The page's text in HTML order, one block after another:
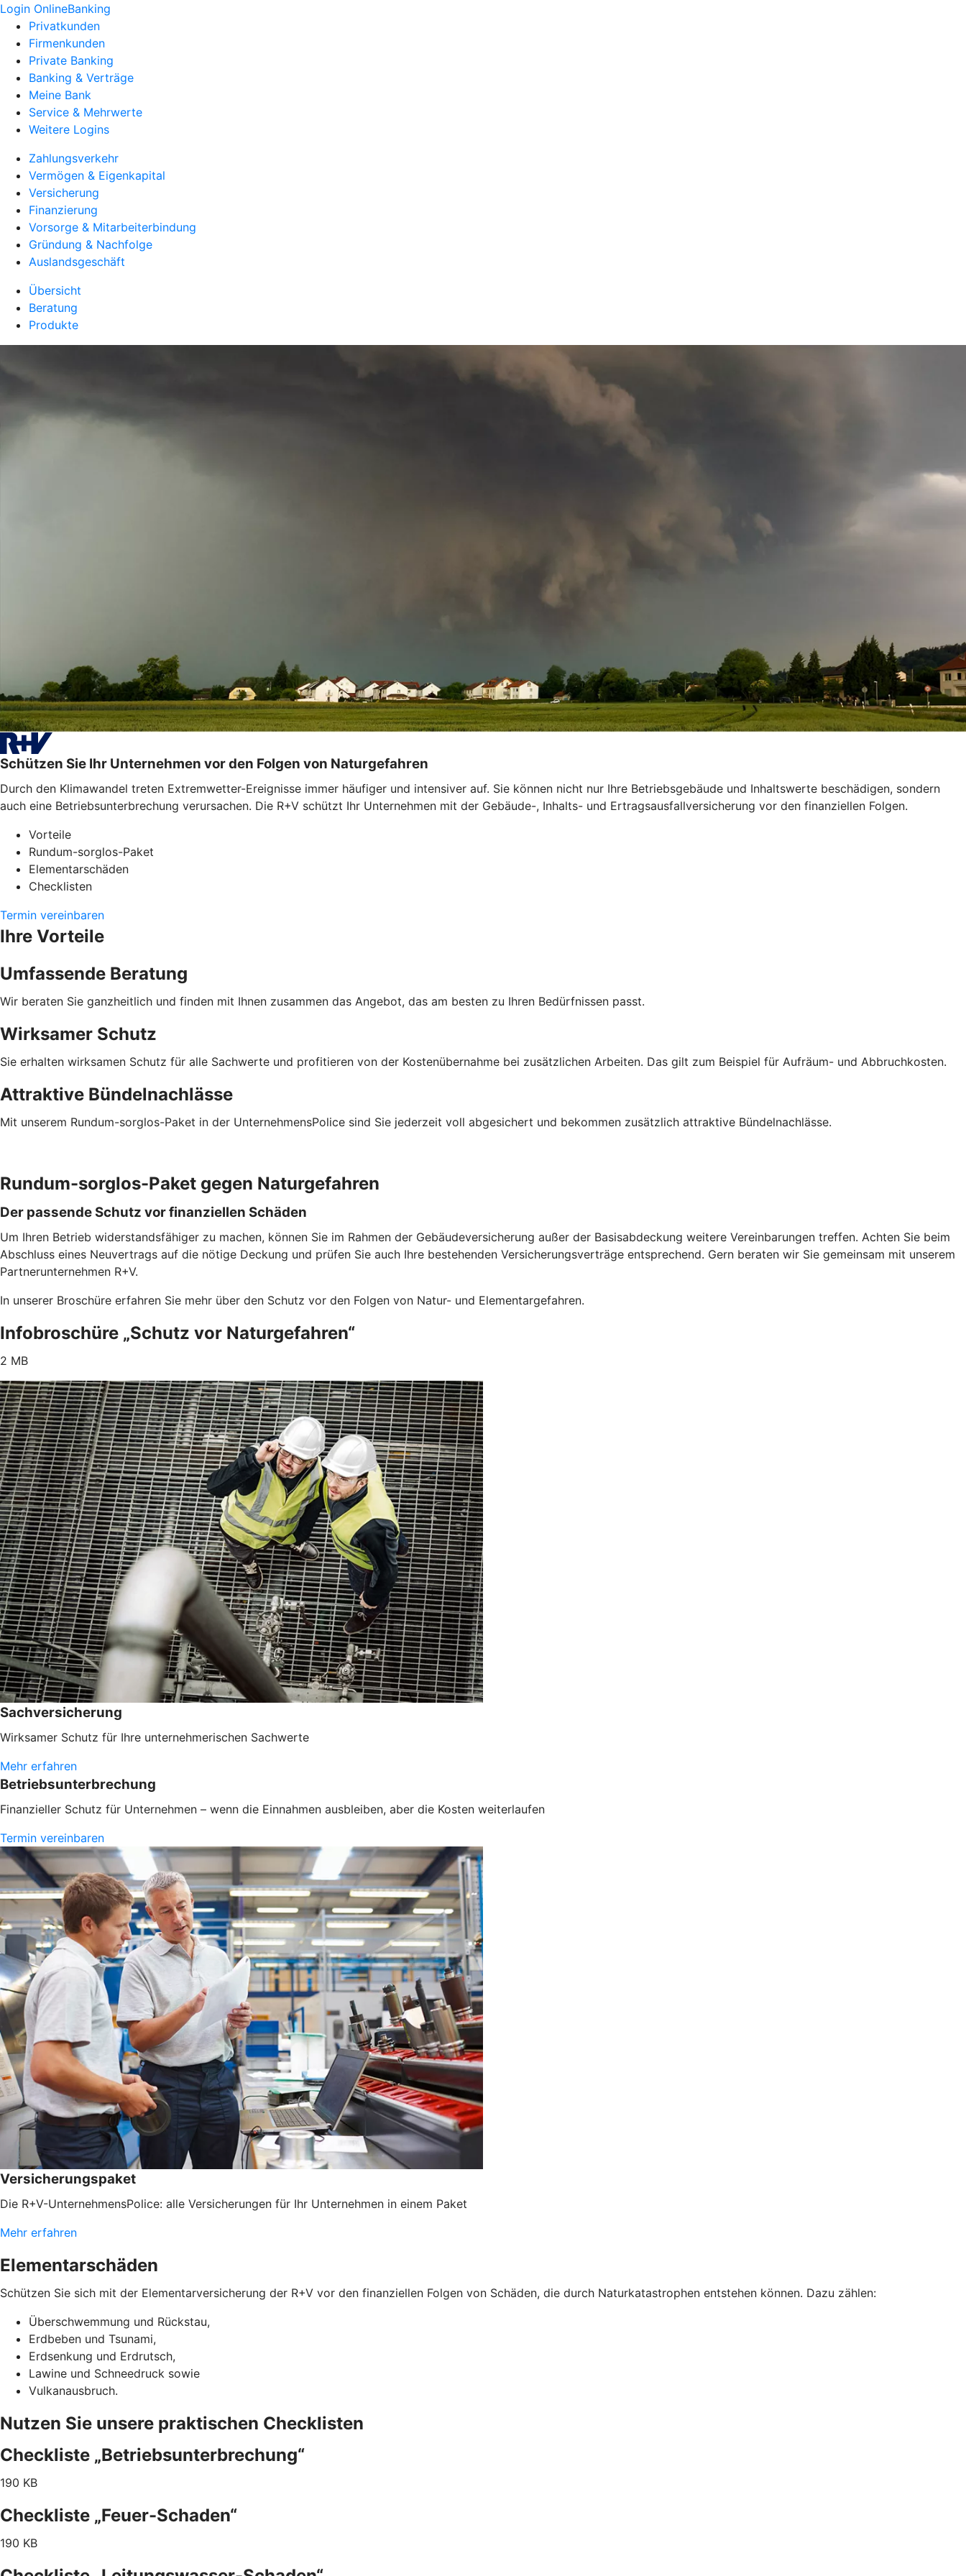
Login OnlineBanking
Privatkunden
Firmenkunden
Private Banking
Banking & Verträge
Meine Bank
Service & Mehrwerte
Weitere Logins
Zahlungsverkehr
Vermögen & Eigenkapital
Versicherung
Finanzierung
Vorsorge & Mitarbeiterbindung
Gründung & Nachfolge
Auslandsgeschäft
Übersicht
Beratung
Produkte
Schützen Sie Ihr Unternehmen vor den Folgen von Naturgefahren
Durch den Klimawandel treten Extremwetter-Ereignisse immer häufiger und intensiver auf. Sie können nicht nur Ihre Betriebsgebäude und Inhaltswerte beschädigen, sondern
auch eine Betriebsunterbrechung verursachen. Die R+V schützt Ihr Unternehmen mit der Gebäude-, Inhalts- und Ertragsausfallversicherung vor den finanziellen Folgen.
Vorteile
Rundum-sorglos-Paket
Elementarschäden
Checklisten
Termin vereinbaren
Ihre Vorteile
Umfassende Beratung
Wir beraten Sie ganzheitlich und finden mit Ihnen zusammen das Angebot, das am besten zu Ihren Bedürfnissen passt.
Wirksamer Schutz
Sie erhalten wirksamen Schutz für alle Sachwerte und profitieren von der Kostenübernahme bei zusätzlichen Arbeiten. Das gilt zum Beispiel für Aufräum- und Abbruchkosten.
Attraktive Bündelnachlässe
Mit unserem Rundum-sorglos-Paket in der UnternehmensPolice sind Sie jederzeit voll abgesichert und bekommen zusätzlich attraktive Bündelnachlässe.
Rundum-sorglos-Paket gegen Naturgefahren
Der passende Schutz vor finanziellen Schäden
Um Ihren Betrieb widerstandsfähiger zu machen, können Sie im Rahmen der Gebäudeversicherung außer der Basisabdeckung weitere Vereinbarungen treffen. Achten Sie beim
Abschluss eines Neuvertrags auf die nötige Deckung und prüfen Sie auch Ihre bestehenden Versicherungsverträge entsprechend. Gern beraten wir Sie gemeinsam mit unserem
Partnerunternehmen R+V.
In unserer Broschüre erfahren Sie mehr über den Schutz vor den Folgen von Natur- und Elementargefahren.
Infobroschüre „Schutz vor Naturgefahren“
2 MB
Sachversicherung
Wirksamer Schutz für Ihre unternehmerischen Sachwerte
Mehr erfahren
Betriebsunterbrechung
Finanzieller Schutz für Unternehmen – wenn die Einnahmen ausbleiben, aber die Kosten weiterlaufen
Termin vereinbaren
Versicherungspaket
Die R+V-UnternehmensPolice: alle Versicherungen für Ihr Unternehmen in einem Paket
Mehr erfahren
Elementarschäden
Schützen Sie sich mit der Elementarversicherung der R+V vor den finanziellen Folgen von Schäden, die durch Naturkatastrophen entstehen können. Dazu zählen:
Überschwemmung und Rückstau,
Erdbeben und Tsunami,
Erdsenkung und Erdrutsch,
Lawine und Schneedruck sowie
Vulkanausbruch.
Nutzen Sie unsere praktischen Checklisten
Checkliste „Betriebsunterbrechung“
190 KB
Checkliste „Feuer-Schaden“
190 KB